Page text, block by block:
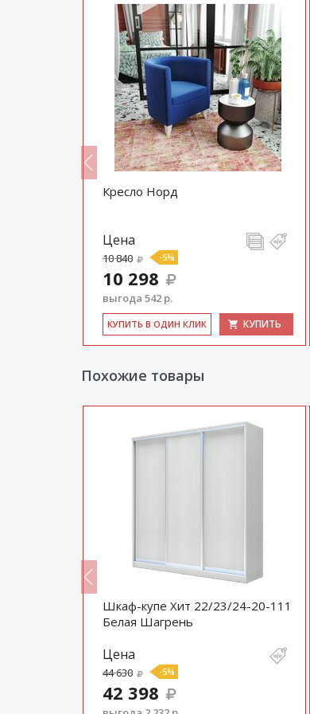
Кресло Норд
Цена
10 840 -5%
10 298
выгода 542 р.
КУ­ПИТЬ В ОДИН КЛИК КУПИТЬ
Похожие товары
Шкаф-купе Хит 22/23/24-20-111
Белая Шагрень
Цена
44 630 -5%
42 398